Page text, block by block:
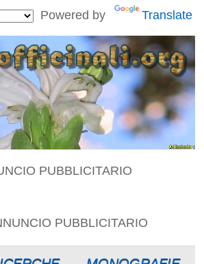
Powered by Translate
PUBBLICITARIO
PUBBLICITARIO